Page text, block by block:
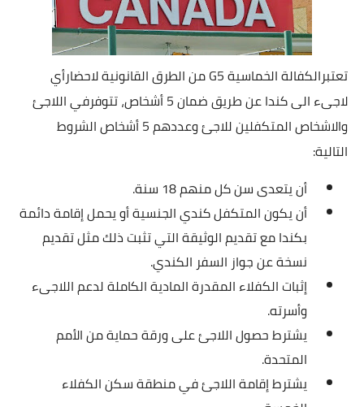
تعتبرالكفالة الخماسية G5 من الطرق القانونية ﻻحضارأي
لاجىء الى كندا عن طريق ضمان 5 أشخاص، تتوفرفي اللاجئ
واﻻشخاص المتكفلين للاجئ وعددهم 5 أشخاص الشروط
التالية:
أن يتعدى سن كل منهم 18 سنة.
أن يكون المتكفل كندي الجنسية أو يحمل إقامة دائمة
بكندا مع تقديم الوثيقة التي تثبت ذلك مثل تقديم
نسخة عن جواز السفر الكندي.
إثبات الكفلاء المقدرة المادية الكاملة لدعم اللاجىء
وأسرته.
يشترط حصول اللاجئ على ورقة حماية من الأمم
المتحدة.
يشترط إقامة اللاجئ في منطقة سكن الكفلاء